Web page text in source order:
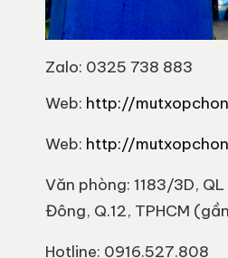
Zalo: 0325 738 883
Web: http://
Web: http://
Văn phòng: 1183/3D, QL
Đông, Q.12, TPHCM
Hotline: 0916.527.808